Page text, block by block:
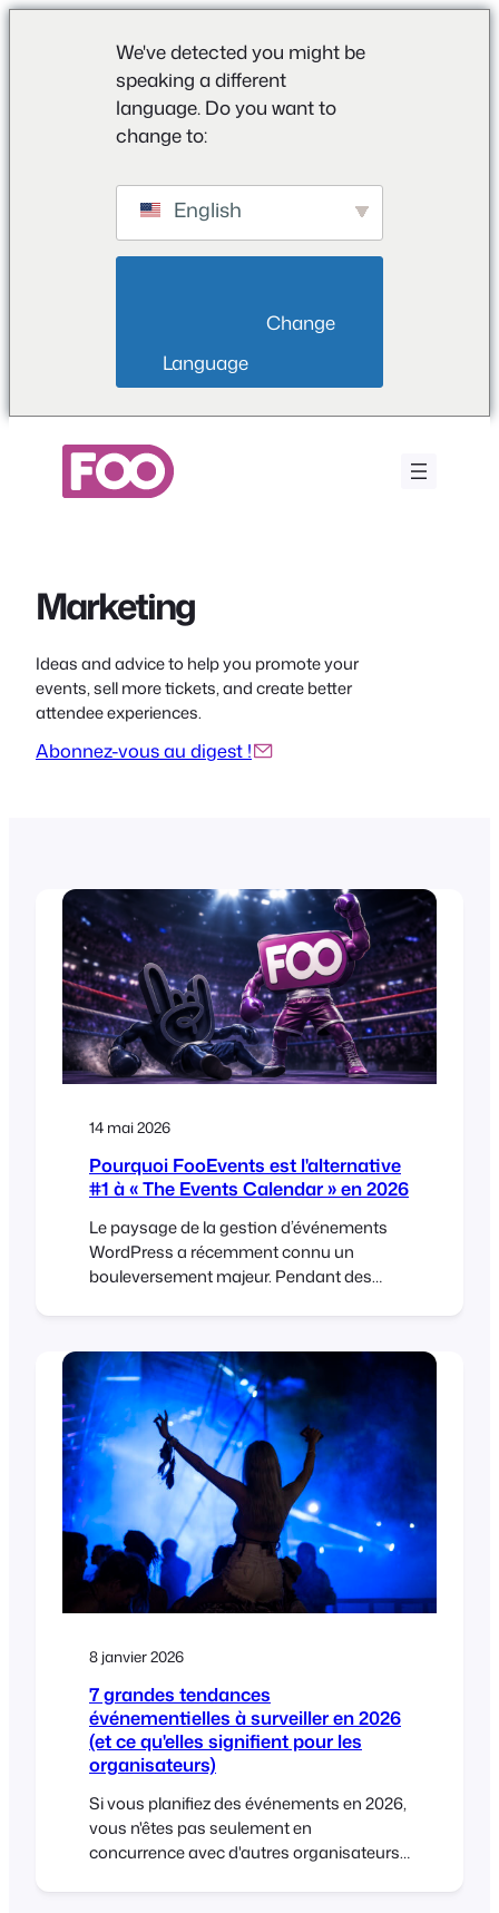
We've detected you might be
speaking a different
language. Do you want to
change to:
English
Language
Marketing
Ideas and advice to help you promote your
events, sell more tickets, and create better
attendee experiences.
Abonnez-vous au digest !
14 mai 2026
Pourquoi FooEvents est l'alternative
#1 à « The Events Calendar » en 2026
Le paysage de la gestion d’événements
WordPress a récemment connu un
bouleversement majeur. Pendant des
derniers temps, la communauté est en
effervescence, et ce n’est pas pour de
bonnes raisons. Si vous ressentez une
certaine “ froideur d’entreprise ” de la part
de votre fournisseur de plugin actuel, vous
n’êtes pas le seul. […]
8 janvier 2026
7 grandes tendances
événementielles à surveiller en 2026
(et ce qu'elles signifient pour les
organisateurs)
Si vous planifiez des événements en 2026,
vous n'êtes pas seulement en
concurrence avec d'autres organisateurs.